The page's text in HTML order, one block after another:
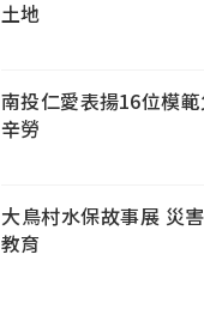
土地
南投仁愛表揚16位模
辛勞
大鳥村水保故事展 災
教育